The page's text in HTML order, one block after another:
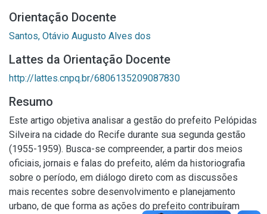
Orientação Docente
Santos, Otávio Augusto Alves dos
Lattes da Orientação Docente
http://lattes.cnpq.br/6806135209087830
Resumo
Este artigo objetiva analisar a gestão do prefeito Pelópidas
Silveira na cidade do Recife durante sua segunda gestão
(1955-1959). Busca-se compreender, a partir dos meios
oficiais, jornais e falas do prefeito, além da historiografia
sobre o período, em diálogo direto com as discussões
mais recentes sobre desenvolvimento e planejamento
urbano, de que forma as ações do prefeito contribuíram